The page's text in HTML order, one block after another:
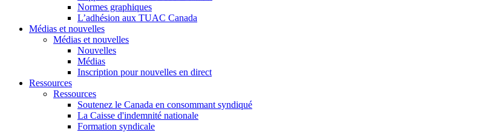
Normes graphiques
L’adhésion aux TUAC Canada
Médias et nouvelles
Médias et nouvelles
Nouvelles
Médias
Inscription pour nouvelles en direct
Ressources
Ressources
Soutenez le Canada en consommant syndiqué
La Caisse d'indemnité nationale
Formation syndicale